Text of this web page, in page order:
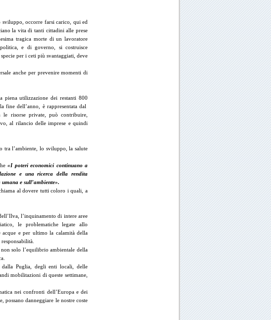
occorre farsi carico, qui ed
la vita di tanti cittadini alle prese
tragica morte di un lavoratore
e di governo, si costruisce
per i ceti più svantaggiati, deve
anche per prevenire momenti di
piena utilizzazione dei restanti 800
fine dell’anno, è rappresentata dal
le risorse private, può contribuire,
al rilancio delle imprese e quindi
tra l’ambiente, lo sviluppo, la salute
«I poteri economici continuano a
e una ricerca della rendita
e sull’ambiente».
al dovere tutti coloro i quali, a
l’inquinamento di intere aree
le problematiche legate allo
e per ultimo la calamità della
solo l’equilibrio ambientale della
Puglia, degli enti locali, delle
mobilitazioni di queste settimane,
nei confronti dell’Europa e dei
possano danneggiare le nostre coste